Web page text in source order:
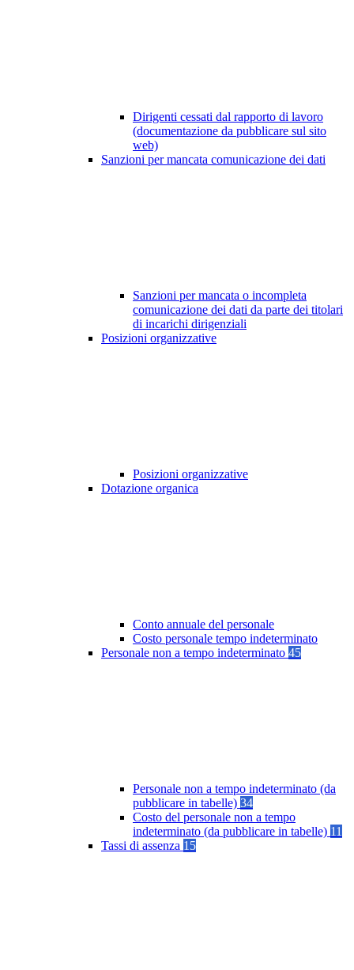
Dirigenti cessati dal rapporto di lavoro
(documentazione da pubblicare sul sito
web)
Sanzioni per mancata comunicazione dei dati
Sanzioni per mancata o incompleta
comunicazione dei dati da parte dei titolari
di incarichi dirigenziali
Posizioni organizzative
Posizioni organizzative
Dotazione organica
Conto annuale del personale
Costo personale tempo indeterminato
Personale non a tempo indeterminato 45
Personale non a tempo indeterminato (da
pubblicare in tabelle) 34
Costo del personale non a tempo
indeterminato (da pubblicare in tabelle) 11
Tassi di assenza 15